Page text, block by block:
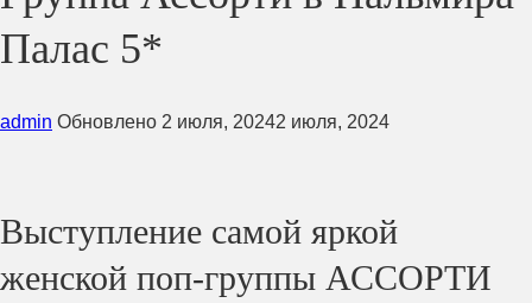
Палас 5*
admin Обновлено 2 июля, 20242 июля, 2024
Выступление самой яркой
женской поп-группы АССОРТИ